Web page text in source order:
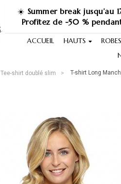
☀️ Summer break
Profitez de -50 %
ACCUEIL HAUTS
Tee-shirt doublé slim T-shirt Long